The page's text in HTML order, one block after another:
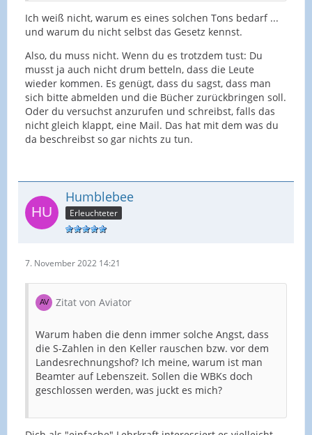
Ich weiß nicht, warum es eines solchen Tons bedarf ...
und warum du nicht selbst das Gesetz kennst.
Also, du muss nicht. Wenn du es trotzdem tust: Du
musst ja auch nicht drum betteln, dass die Leute
wieder kommen. Es genügt, dass du sagst, dass man
sich bitte abmelden und die Bücher zurückbringen soll.
Oder du versuchst anzurufen und schreibst, falls das
nicht gleich klappt, eine Mail. Das hat mit dem was du
da beschreibst so gar nichts zu tun.
Humblebee
Erleuchteter
7. November 2022 14:21
Zitat von Aviator
Warum haben die denn immer solche Angst, dass
die S-Zahlen in den Keller rauschen bzw. vor dem
Landesrechnungshof? Ich meine, warum ist man
Beamter auf Lebenszeit. Sollen die WBKs doch
geschlossen werden, was juckt es mich?